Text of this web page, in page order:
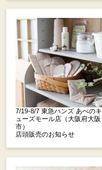
7/19-8/7 東急ハンズ あべのキ
ューズモール店（大阪府大阪
市）
店頭販売のお知らせ